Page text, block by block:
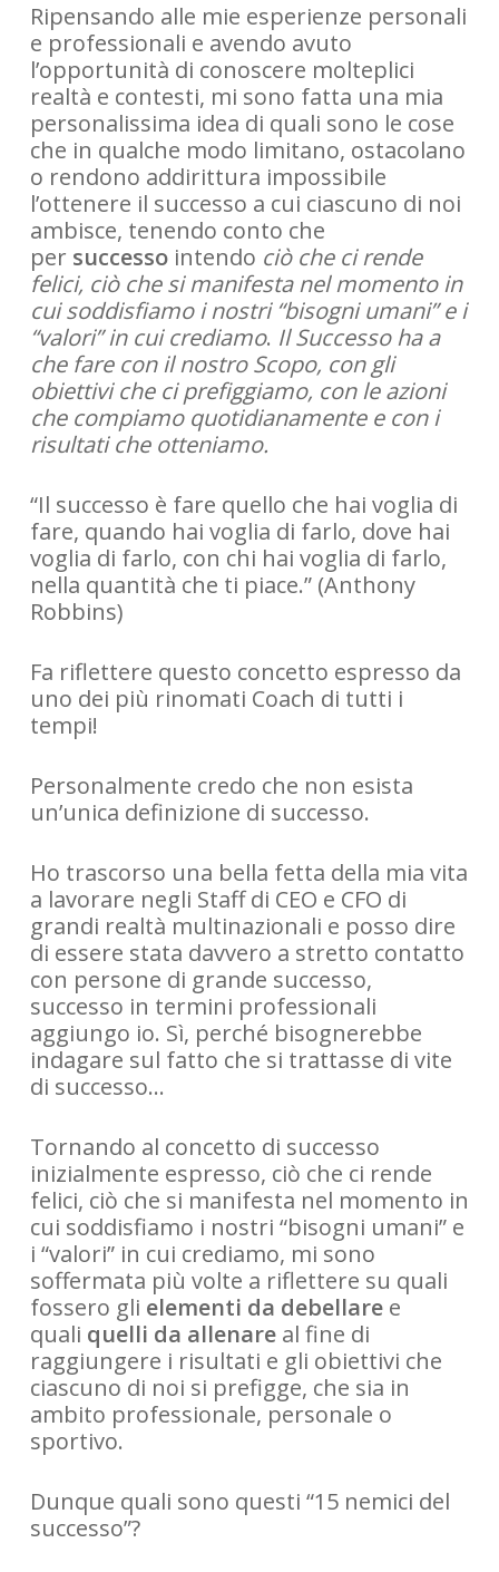
Ripensando alle mie esperienze personali
e professionali e avendo avuto
l’opportunità di conoscere molteplici
realtà e contesti, mi sono fatta una mia
personalissima idea di quali sono le cose
che in qualche modo limitano, ostacolano
o rendono addirittura impossibile
l’ottenere il successo a cui ciascuno di noi
ambisce, tenendo conto che
per successo intendo ciò che ci rende
felici, ciò che si manifesta nel momento in
cui soddisfiamo i nostri “bisogni umani” e i
“valori” in cui crediamo. Il Successo ha a
che fare con il nostro Scopo, con gli
obiettivi che ci prefiggiamo, con le azioni
che compiamo quotidianamente e con i
risultati che otteniamo.
“Il successo è fare quello che hai voglia di
fare, quando hai voglia di farlo, dove hai
voglia di farlo, con chi hai voglia di farlo,
nella quantità che ti piace.” (Anthony
Robbins)
Fa riflettere questo concetto espresso da
uno dei più rinomati Coach di tutti i
tempi!
Personalmente credo che non esista
un’unica definizione di successo.
Ho trascorso una bella fetta della mia vita
a lavorare negli Staff di CEO e CFO di
grandi realtà multinazionali e posso dire
di essere stata davvero a stretto contatto
con persone di grande successo,
successo in termini professionali
aggiungo io. Sì, perché bisognerebbe
indagare sul fatto che si trattasse di vite
di successo…
Tornando al concetto di successo
inizialmente espresso, ciò che ci rende
felici, ciò che si manifesta nel momento in
cui soddisfiamo i nostri “bisogni umani” e
i “valori” in cui crediamo, mi sono
soffermata più volte a riflettere su quali
fossero gli elementi da debellaree
quali quelli da allenareal fine di
raggiungere i risultati e gli obiettivi che
ciascuno di noi si prefigge, che sia in
ambito professionale, personale o
sportivo.
Dunque quali sono questi “15 nemici del
successo”?